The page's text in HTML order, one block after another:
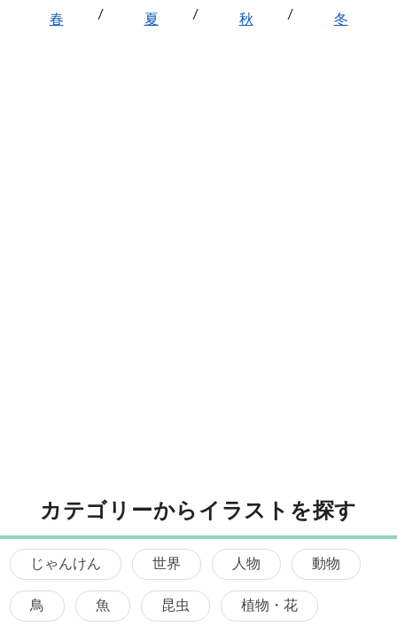
春
夏 秋 冬
カテゴリーからイラストを探す
じゃんけん 世界 人物 動物
鳥 魚 昆虫 植物・花